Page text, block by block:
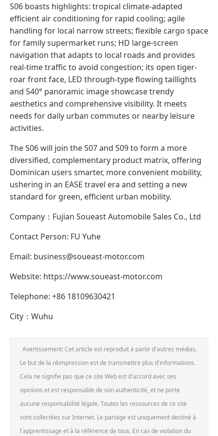
S06 boasts highlights: tropical climate-adapted
efficient air conditioning for rapid cooling; agile
handling for local narrow streets; flexible cargo space
for family supermarket runs; HD large-screen
navigation that adapts to local roads and provides
real-time traffic to avoid congestion; its open tiger-
roar front face, LED through-type flowing taillights
and 540° panoramic image showcase trendy
aesthetics and comprehensive visibility. It meets
needs for daily urban commutes or nearby leisure
activities.
The S06 will join the S07 and S09 to form a more
diversified, complementary product matrix, offering
Dominican users smarter, more convenient mobility,
ushering in an EASE travel era and setting a new
standard for green, efficient urban mobility.
Company：Fujian Soueast Automobile Sales Co., Ltd
Contact Person: FU Yuhe
Email: business@soueast-motor.com
Website: https://www.soueast-motor.com
Telephone: +86 18109630421
City：Wuhu
Avertissement: Cet article est reproduit à partir d'autres médias.
Le but de la réimpression est de transmettre plus d'informations.
Cela ne signifie pas que ce site Web est d'accord avec ses
opinions et est responsable de son authenticité, et ne porte
aucune responsabilité légale. Toutes les ressources de ce site
sont collectées sur Internet. Le partage est uniquement destiné à
l'apprentissage et à la référence de tous. En cas de violation du